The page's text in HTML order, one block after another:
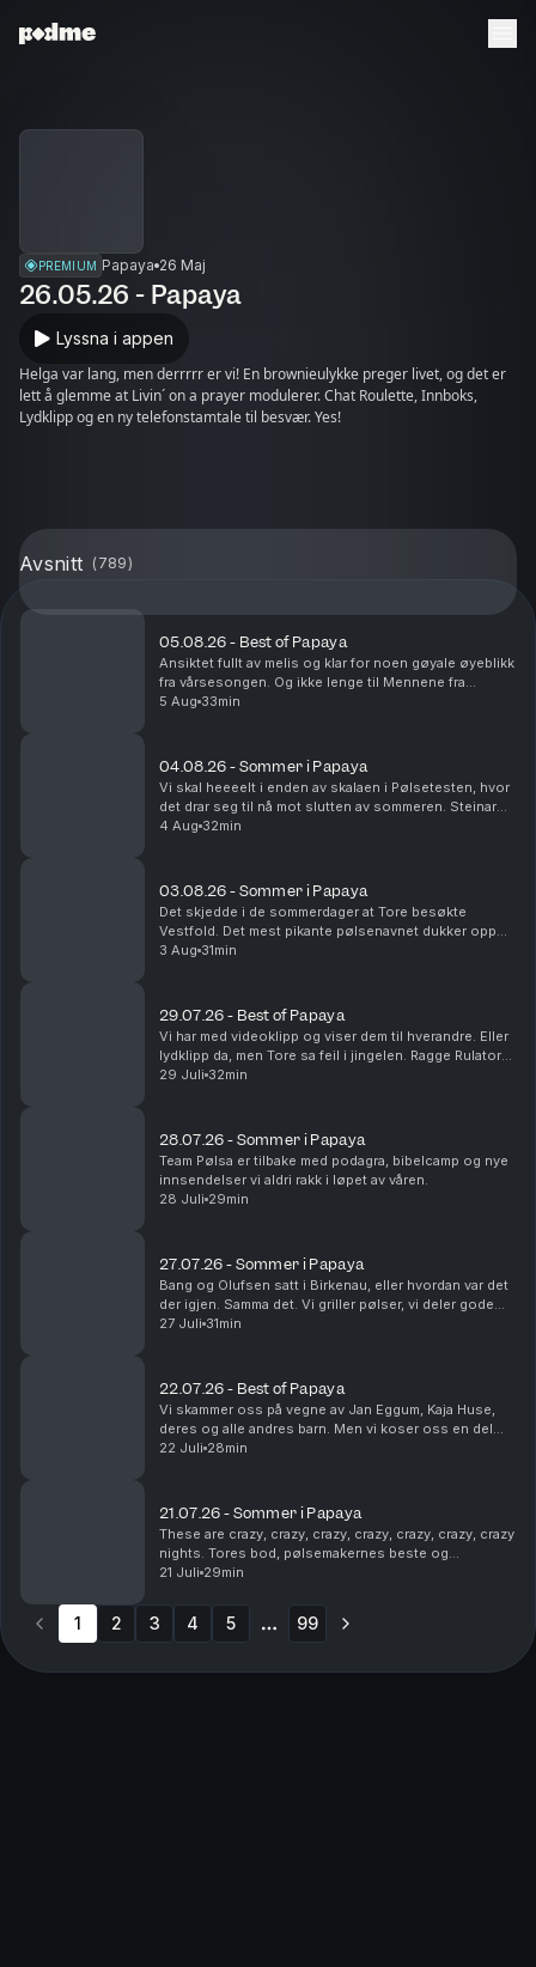
PREMIUM Papaya 26 Maj
26.05.26 - Papaya
Lyssna i appen
Helga var lang, men derrrrr er vi! En brownieulykke preger livet, og det er
lett å glemme at Livin´ on a prayer modulerer. Chat Roulette, Innboks,
Lydklipp og en ny telefonstamtale til besvær. Yes!
Avsnitt ( 789)
05.08.26 - Best of Papaya
Ansiktet fullt av melis og klar for noen gøyale øyeblikk
fra vårsesongen. Og ikke lenge til Mennene fra
Viennene er tilbake i sesong nå!
5 Aug 33min
04.08.26 - Sommer i Papaya
Vi skal heeeelt i enden av skalaen i Pølsetesten, hvor
det drar seg til nå mot slutten av sommeren. Steinar
kjører Route 66 og blir nesten drept. Det er
4 Aug 32min
03.08.26 - Sommer i Papaya
Det skjedde i de sommerdager at Tore besøkte
Vestfold. Det mest pikante pølsenavnet dukker opp
og vi rydder i fryseren. Yes.
3 Aug 31min
29.07.26 - Best of Papaya
Vi har med videoklipp og viser dem til hverandre. Eller
lydklipp da, men Tore sa feil i jingelen. Ragge Rulator
dukker opp, og Steinar utsettes for på-bekostnings-
29 Juli 32min
28.07.26 - Sommer i Papaya
Team Pølsa er tilbake med podagra, bibelcamp og nye
innsendelser vi aldri rakk i løpet av våren.
28 Juli 29min
27.07.26 - Sommer i Papaya
Bang og Olufsen satt i Birkenau, eller hvordan var det
der igjen. Samma det. Vi griller pølser, vi deler gode
sommerminner og vi tømmer postkassa vår. Det er fint.
27 Juli 31min
22.07.26 - Best of Papaya
Vi skammer oss på vegne av Jan Eggum, Kaja Huse,
deres og alle andres barn. Men vi koser oss en del
med høydepunkter fra sesongen som gikk.
22 Juli 28min
21.07.26 - Sommer i Papaya
These are crazy, crazy, crazy, crazy, crazy, crazy, crazy
nights. Tores bod, pølsemakernes beste og
livreddende førstehjelp. Snakkes!
21 Juli 29min
1 2 3 4 5 99